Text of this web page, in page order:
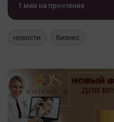
1 мин на прочтение
новости бизнес